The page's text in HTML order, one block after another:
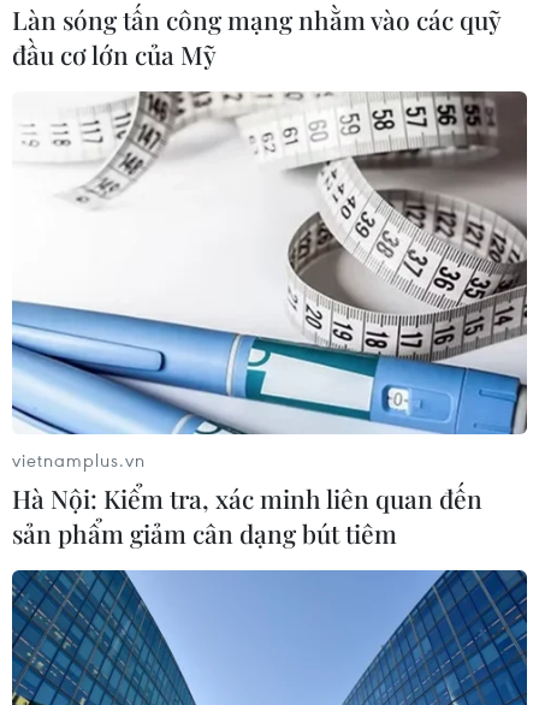
Người dân Thái Lan mừng vui sau khi nghe tin tất cả các thành
viên đội bóng đã ra ngoài an toàn. (Nguồn: Daily Mail)
Những tình nguyện viên trong chiến dịch vui mừng vì chiến dịch
thành công. (Nguồn: Daily Mail)
Làn sóng tấn công mạng nhằm vào các quỹ
đầu cơ lớn của Mỹ
vietnamplus.vn
Hà Nội: Kiểm tra, xác minh liên quan đến
sản phẩm giảm cân dạng bút tiêm